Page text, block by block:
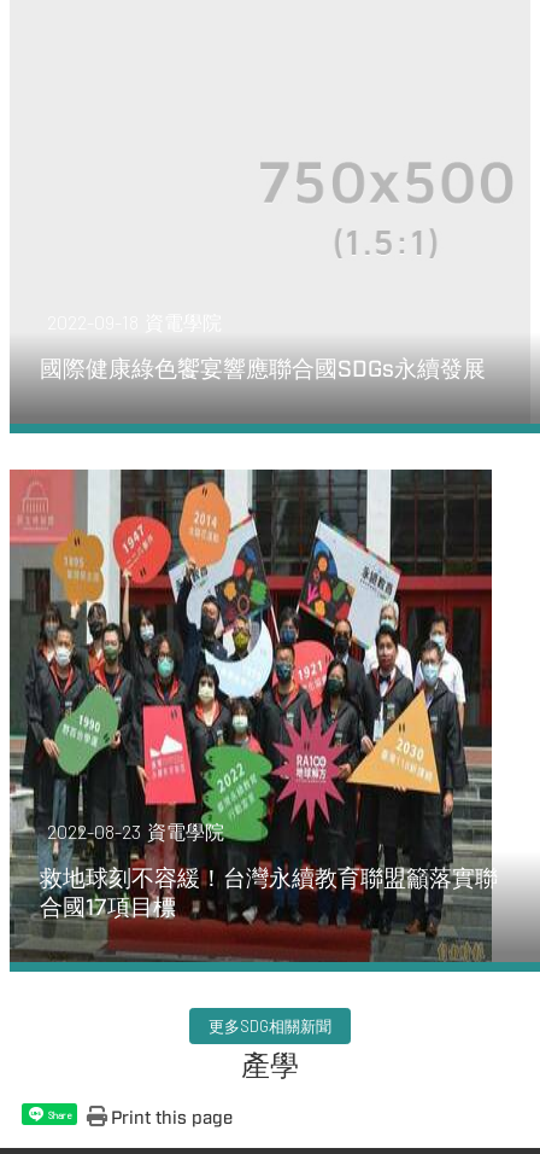
國際健康綠色饗宴響應聯合國SDGs永續發展
2022-08-23 資電學院
救地球刻不容緩！台灣永續教育聯盟籲落實聯
合國17項目標
更多SDG相關新聞
產學
Share Print this page